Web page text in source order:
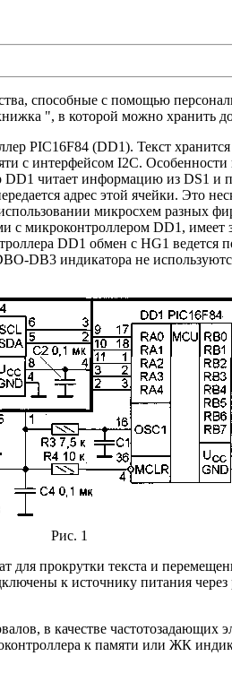
способные с помощью
", в которой можно хранить
PIC16F84 (DD1). Текст
с интерфейсом I2С.
читает информацию из DS1
адрес этой ячейки. Это
микросхем
микроконтроллером DD1, имеет
DD1 обмен с HG1 ведется
DB3 индикатора не
Рис. 1
прокрутки текста и
к источнику питания через
в качестве частотозадающих
к памяти или ЖК